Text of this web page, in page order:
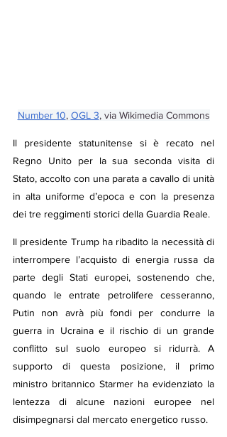
Number 10, OGL 3, via Wikimedia Commons
Il presidente statunitense si è recato nel
Regno Unito per la sua seconda visita di
Stato, accolto con una parata a cavallo di unità
in alta uniforme d’epoca e con la presenza
dei tre reggimenti storici della Guardia Reale.
Il presidente Trump ha ribadito la necessità di
interrompere l’acquisto di energia russa da
parte degli Stati europei, sostenendo che,
quando le entrate petrolifere cesseranno,
Putin non avrà più fondi per condurre la
guerra in Ucraina e il rischio di un grande
conflitto sul suolo europeo si ridurrà. A
supporto di questa posizione, il primo
ministro britannico Starmer ha evidenziato la
lentezza di alcune nazioni europee nel
disimpegnarsi dal mercato energetico russo.